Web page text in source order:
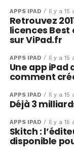
APPS IPAD Il y a 15
Retrouvez
licences Best
sur ViPad.fr
APPS IPAD Il y a 15
Une app iPad
comment
APPS IPAD Il y a 15
Déjà 3
APPS IPAD Il y a 15
Skitch :
disponible